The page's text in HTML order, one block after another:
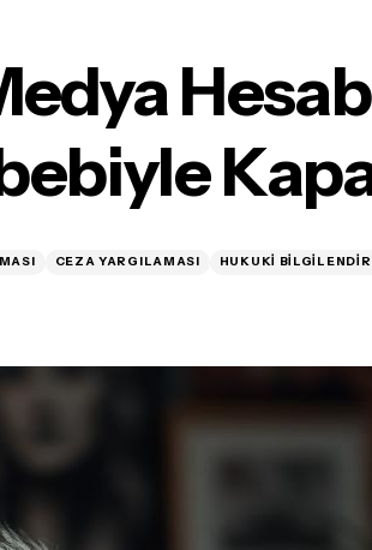
CSAM Sebebiyle
CEZA YARGILAMASI
HUKUKI